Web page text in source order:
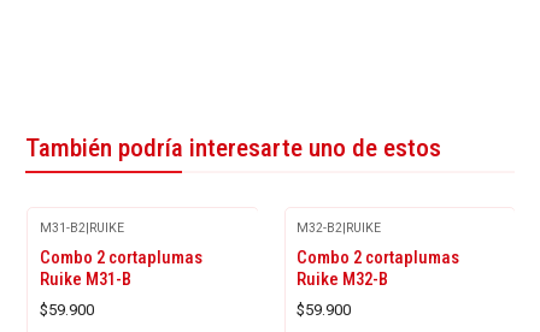
También podría interesarte uno de estos
M31-B2|RUIKE
Combo 2 cortaplumas
Ruike M31-B
$59.900
M32-B2|RUIKE
Combo 2 cortaplumas
Ruike M32-B
$59.900